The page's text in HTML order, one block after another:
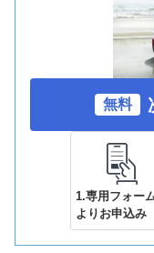
無料
1.専用フォー
よりお申込み